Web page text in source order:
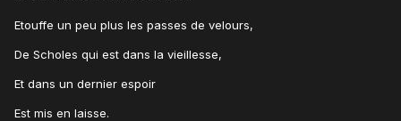
Etouffe un peu plus les passes de velours,
De Scholes qui est dans la vieillesse,
Et dans un dernier espoir
Est mis en laisse.